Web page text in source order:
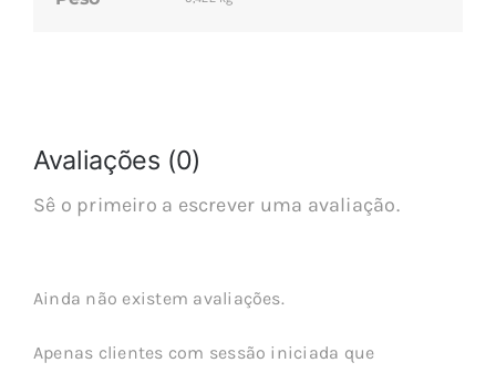
Avaliações (0)
Sê o primeiro a escrever uma avaliação.
Ainda não existem avaliações.
Apenas clientes com sessão iniciada que